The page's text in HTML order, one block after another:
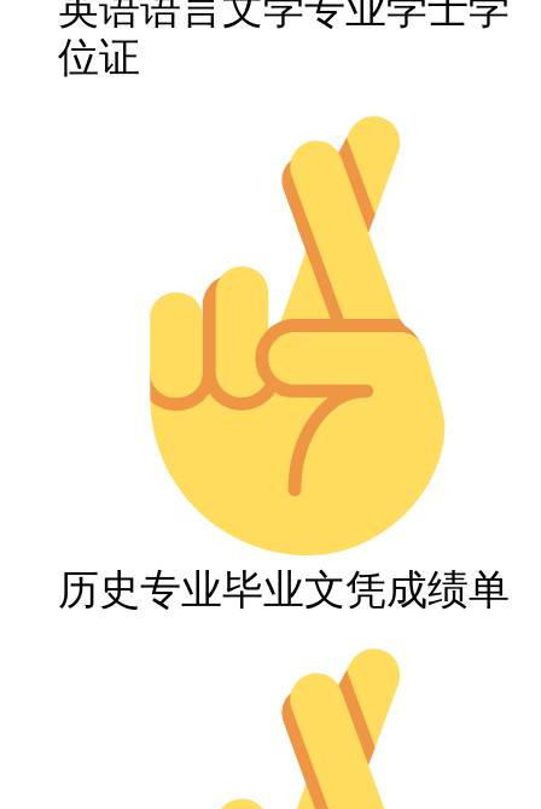
英语语言文学专业学士学
位证
历史专业毕业文凭成绩单